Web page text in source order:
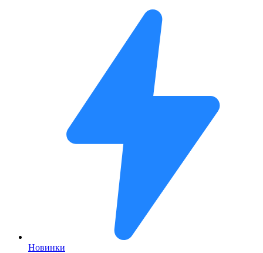
Новинки